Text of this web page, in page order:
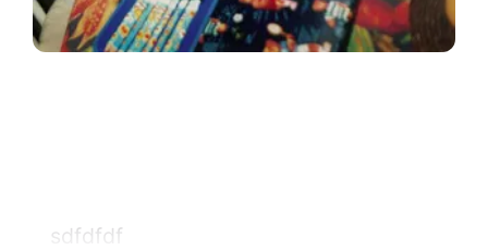
sdfdfdf